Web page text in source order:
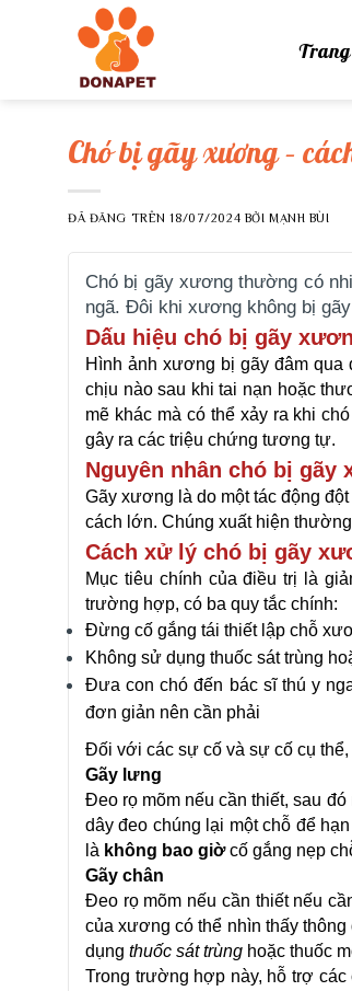
Chó bị gãy xương –
ĐÃ ĐĂNG TRÊN18/07/2024 BỞIMẠNH BÙI
Chó bị gãy xương thường có
ngã. Đôi khi xương không bị
Dấu hiệu chó bị gãy
Hình ảnh xương bị gãy đâm
chịu nào sau khi tai nạn hoặc
mẽ khác mà có thể xảy ra khi
gây ra các triệu chứng tương tự.
Nguyên nhân chó bị gãy
Gãy xương là do một tác động
cách lớn. Chúng xuất hiện
Cách xử lý chó bị gãy
Mục tiêu chính của điều trị là
trường hợp, có ba quy tắc chính:
Đừng cố gắng tái thiết lập chỗ
Không sử dụng thuốc sát trùng
Đưa con chó đến bác sĩ thú y
đơn giản nên cần phải
Đối với các sự cố và sự cố cụ
Gãy lưng
Đeo rọ mõm nếu cần thiết, sau
dây đeo chúng lại một chỗ để
là không bao giờcố gắng nẹp
Gãy chân
Đeo rọ mõm nếu cần thiết nếu
của xương có thể nhìn thấy
dụng thuốc sát trùng hoặc thuốc
Trong trường hợp này, hỗ trợ